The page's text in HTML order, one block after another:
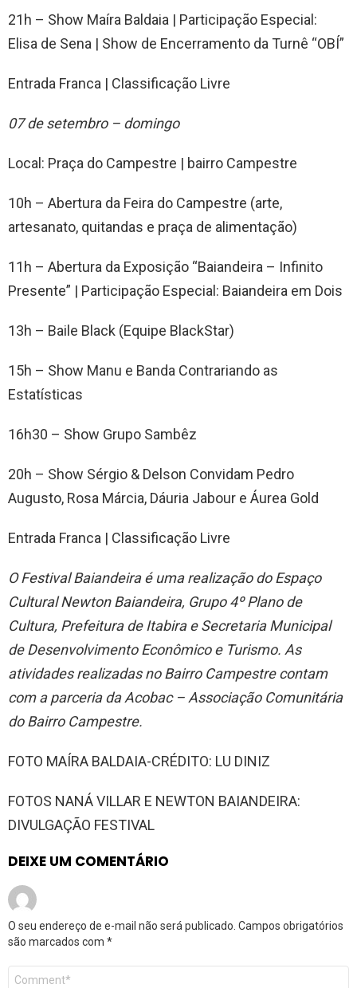
21h – Show Maíra Baldaia | Participação Especial:
Elisa de Sena | Show de Encerramento da Turnê “OBÍ”
Entrada Franca | Classificação Livre
07 de setembro – domingo
Local: Praça do Campestre | bairro Campestre
10h – Abertura da Feira do Campestre (arte,
artesanato, quitandas e praça de alimentação)
11h – Abertura da Exposição “Baiandeira – Infinito
Presente” | Participação Especial: Baiandeira em Dois
13h – Baile Black (Equipe BlackStar)
15h – Show Manu e Banda Contrariando as
Estatísticas
16h30 – Show Grupo Sambêz
20h – Show Sérgio & Delson Convidam Pedro
Augusto, Rosa Márcia, Dáuria Jabour e Áurea Gold
Entrada Franca | Classificação Livre
O Festival Baiandeira é uma realização do Espaço
Cultural Newton Baiandeira, Grupo 4º Plano de
Cultura, Prefeitura de Itabira e Secretaria Municipal
de Desenvolvimento Econômico e Turismo. As
atividades realizadas no Bairro Campestre contam
com a parceria da Acobac – Associação Comunitária
do Bairro Campestre.
FOTO MAÍRA BALDAIA-CRÉDITO: LU DINIZ
FOTOS NANÁ VILLAR E NEWTON BAIANDEIRA:
DIVULGAÇÃO FESTIVAL
DEIXE UM COMENTÁRIO
O seu endereço de e-mail não será publicado. Campos obrigatórios
são marcados com *
Comentário